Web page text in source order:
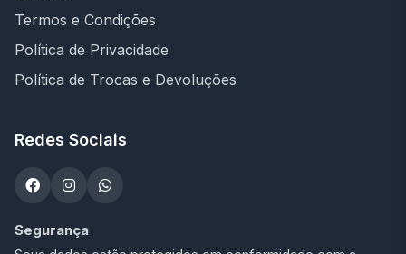
Termos e Condições
Política de Privacidade
Política de Trocas e Devoluções
Redes Sociais
Segurança